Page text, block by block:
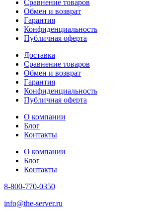
Сравнение товаров
Обмен и возврат
Гарантия
Конфиденциальность
Публичная оферта
Доставка
Сравнение товаров
Обмен и возврат
Гарантия
Конфиденциальность
Публичная оферта
О компании
Блог
Контакты
О компании
Блог
Контакты
8-800-770-0350
info@the-server.ru